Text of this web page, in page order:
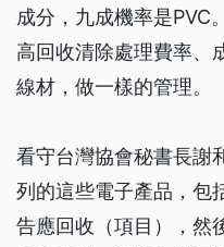
成分，九成機率是PVC
高回收清除處理費率、
線材，做一樣的管理。
看守台灣協會秘書長謝
列的這些電子產品，包
告應回收（項目），然